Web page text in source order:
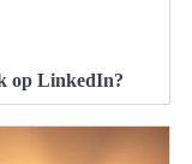
op LinkedIn?